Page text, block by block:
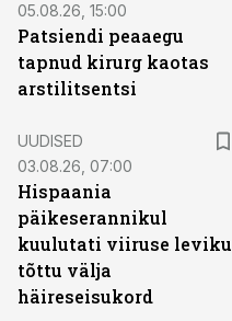
05.08.26, 15:00
Patsiendi peaaegu
tapnud kirurg kaotas
arstilitsentsi
UUDISED
03.08.26, 07:00
Hispaania
päikeserannikul
kuulutati viiruse leviku
tõttu välja
häireseisukord